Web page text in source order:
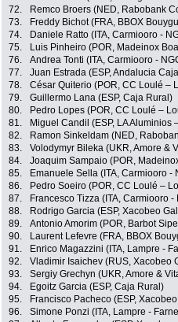
72.
Remco Broers (NED, Rabobank
73.
Freddy Bichot (FRA, BBOX
74.
Daniele Ratto (ITA, Carmiooro -
75.
Luis Pinheiro (POR, Madeinox
76.
Andrea Tonti (ITA, Carmiooro -
77.
Juan Estrada (ESP, Andalucia
78.
César Quiterio (POR, CC Loulé –
79.
Guillermo Lana (ESP, Caja Rural)
80.
Pedro Lopes (POR, CC Loulé –
81.
Miguel Candil (ESP, LA Aluminios
82.
Ramon Sinkeldam (NED,
83.
Volodymyr Bileka (UKR, Amore &
84.
Joaquim Sampaio (POR,
85.
Emanuele Sella (ITA, Carmiooro -
86.
Pedro Soeiro (POR, CC Loulé –
87.
Francesco Tizza (ITA, Carmiooro -
88.
Rodrigo Garcia (ESP, Xacobeo
89.
Antonio Amorim (POR, Barbot
90.
Laurent Lefevre (FRA, BBOX
91.
Enrico Magazzini (ITA, Lampre -
92.
Vladimir Isaichev (RUS, Xacobeo
93.
Sergiy Grechyn (UKR, Amore &
94.
Egoitz Garcia (ESP, Caja Rural)
95.
Francisco Pacheco (ESP,
96.
Simone Ponzi (ITA, Lampre -